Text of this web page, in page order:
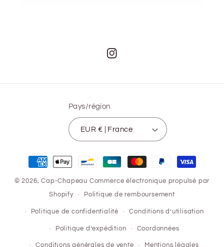
Instagram
Pays/région
EUR € | France
Moyens
paiement
© 2026,Cap-Chapeau Commerce électronique propulsé par
Shopify Politique de remboursement
Politique de confidentialité Conditions d’utilisation
Politique d’expédition Coordonnées
Conditions générales de vente Mentions légales